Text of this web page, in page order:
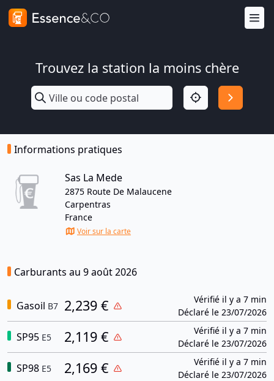
Trouvez la station la moins chère
Informations pratiques
Sas La Mede
2875 Route De Malaucene
Carpentras
France
Voir sur la carte
Carburants au 9 août 2026
Gasoil B7 2,239 €
Vérifié il y a 7 min
Déclaré le 23/07/2026
SP95 E5 2,119 €
Vérifié il y a 7 min
Déclaré le 23/07/2026
SP98 E5 2,169 €
Vérifié il y a 7 min
Déclaré le 23/07/2026